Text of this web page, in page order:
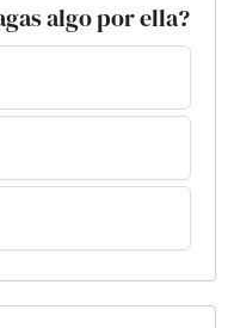
algo por ella?